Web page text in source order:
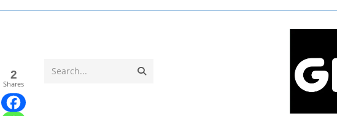
Skip
Search...
2
Shares